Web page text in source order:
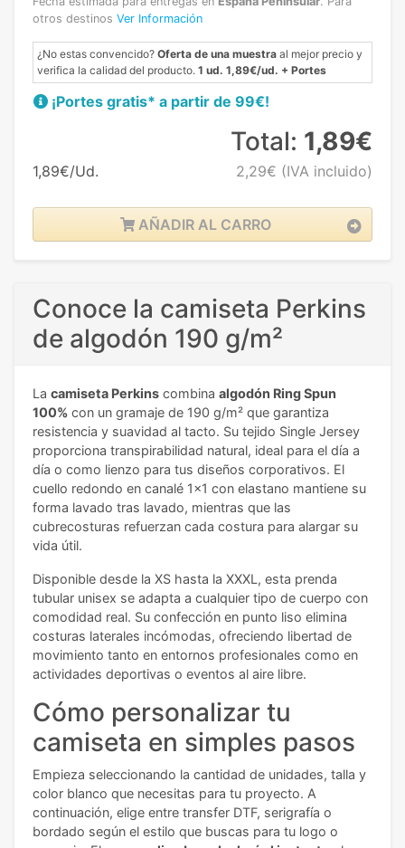
otros destinos Ver Información
¿No estas convencido? Oferta de una muestra al mejor precio y
verifica la calidad del producto. 1 ud. 1,89€/ud. + Portes
¡Portes gratis* a partir de 99€!
1,89€/Ud.
Total: 1,89€
2,29€ (IVA incluido)
AÑADIR AL CARRO
Conoce la camiseta Perkins
de algodón 190 g/m²
La camiseta Perkins combina algodón Ring Spun
100% con un gramaje de 190 g/m² que garantiza
resistencia y suavidad al tacto. Su tejido Single Jersey
proporciona transpirabilidad natural, ideal para el día a
día o como lienzo para tus diseños corporativos. El
cuello redondo en canalé 1x1 con elastano mantiene su
forma lavado tras lavado, mientras que las
cubrecosturas refuerzan cada costura para alargar su
vida útil.
Disponible desde la XS hasta la XXXL, esta prenda
tubular unisex se adapta a cualquier tipo de cuerpo con
comodidad real. Su confección en punto liso elimina
costuras laterales incómodas, ofreciendo libertad de
movimiento tanto en entornos profesionales como en
actividades deportivas o eventos al aire libre.
Cómo personalizar tu
camiseta en simples pasos
Empieza seleccionando la cantidad de unidades, talla y
color blanco que necesitas para tu proyecto. A
continuación, elige entre transfer DTF, serigrafía o
bordado según el estilo que buscas para tu logo o